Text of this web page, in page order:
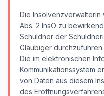
Die Insolvenzverwalterin
Abs. 2 InsO zu
Schuldner der
Gläubiger durchzuführen
Die im elektronischen
Kommunikationssystem
von Daten aus diesem
des